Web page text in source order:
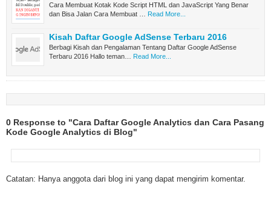
Cara Membuat Kotak Kode Script HTML dan JavaScript Yang Benar
dan Bisa Jalan Cara Membuat …
Read More...
Kisah Daftar Google AdSense Terbaru 2016
Berbagi Kisah dan Pengalaman Tentang Daftar Google AdSense
Terbaru 2016 Hallo teman…
Read More...
0 Response to "Cara Daftar Google Analytics dan Cara Pasang
Kode Google Analytics di Blog"
Catatan: Hanya anggota dari blog ini yang dapat mengirim komentar.